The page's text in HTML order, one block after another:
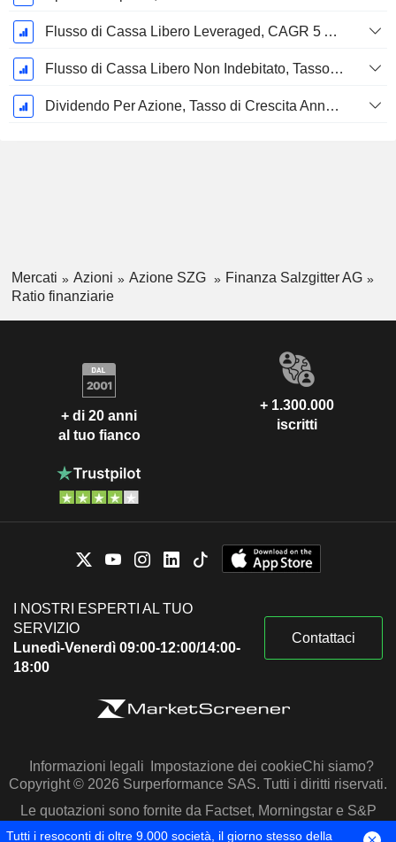
Flusso di Cassa Libero Leveraged, CAGR 5 Anni %
Flusso di Cassa Libero Non Indebitato, Tasso di Crescita Annuo Composto su 5 Anni %
Dividendo Per Azione, Tasso di Crescita Annuo Composto a 5 Anni %
Mercati Azioni Azione SZG
Finanza Salzgitter AG
Ratio finanziarie
+ di 20 anni
al tuo fianco
+ 1.300.000
iscritti
I NOSTRI ESPERTI AL TUO
SERVIZIO
Lunedì-Venerdì 09:00-12:00/14:00-
18:00
Contattaci
Informazioni legali Impostazione dei cookieChi siamo?
Copyright © 2026 Surperformance SAS. Tutti i diritti riservati.
Le quotazioni sono fornite da Factset, Morningstar e S&P
Capital IQ
Tutti i resoconti di oltre 9.000 società, il giorno stesso della